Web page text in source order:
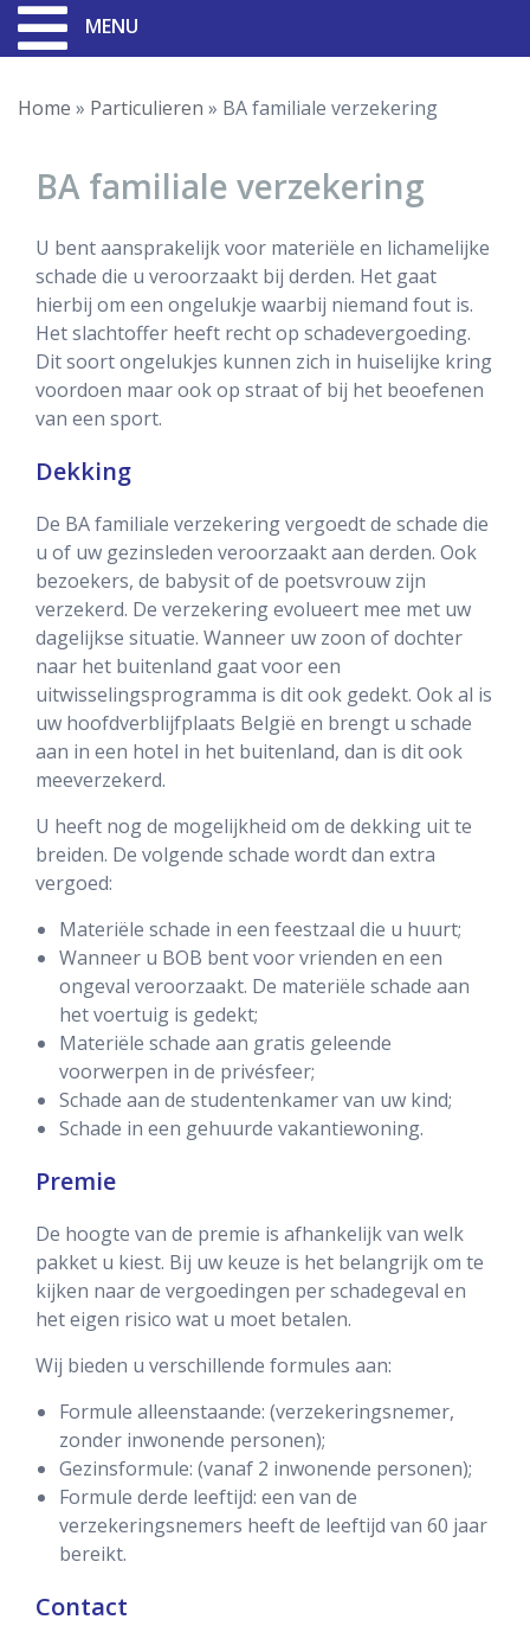
MENU
Home » Particulieren » BA familiale verzekering
BA familiale verzekering
U bent aansprakelijk voor materiële en lichamelijke
schade die u veroorzaakt bij derden. Het gaat
hierbij om een ongelukje waarbij niemand fout is.
Het slachtoffer heeft recht op schadevergoeding.
Dit soort ongelukjes kunnen zich in huiselijke kring
voordoen maar ook op straat of bij het beoefenen
van een sport.
Dekking
De BA familiale verzekering vergoedt de schade die
u of uw gezinsleden veroorzaakt aan derden. Ook
bezoekers, de babysit of de poetsvrouw zijn
verzekerd. De verzekering evolueert mee met uw
dagelijkse situatie. Wanneer uw zoon of dochter
naar het buitenland gaat voor een
uitwisselingsprogramma is dit ook gedekt. Ook al is
uw hoofdverblijfplaats België en brengt u schade
aan in een hotel in het buitenland, dan is dit ook
meeverzekerd.
U heeft nog de mogelijkheid om de dekking uit te
breiden. De volgende schade wordt dan extra
vergoed:
Materiële schade in een feestzaal die u huurt;
Wanneer u BOB bent voor vrienden en een
ongeval veroorzaakt. De materiële schade aan
het voertuig is gedekt;
Materiële schade aan gratis geleende
voorwerpen in de privésfeer;
Schade aan de studentenkamer van uw kind;
Schade in een gehuurde vakantiewoning.
Premie
De hoogte van de premie is afhankelijk van welk
pakket u kiest. Bij uw keuze is het belangrijk om te
kijken naar de vergoedingen per schadegeval en
het eigen risico wat u moet betalen.
Wij bieden u verschillende formules aan:
Formule alleenstaande: (verzekeringsnemer,
zonder inwonende personen);
Gezinsformule: (vanaf 2 inwonende personen);
Formule derde leeftijd: een van de
verzekeringsnemers heeft de leeftijd van 60 jaar
bereikt.
Contact